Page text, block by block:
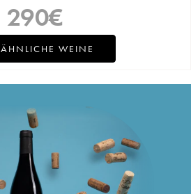
290€
ÄHNLICHE WEINE